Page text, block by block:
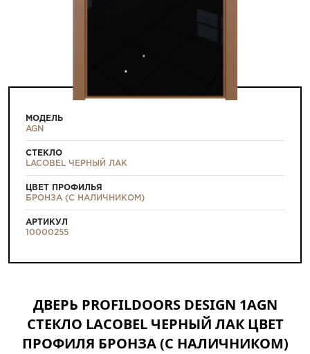
МОДЕЛЬ
AGN
СТЕКЛО
LACOBEL ЧЕРНЫЙ ЛАК
ЦВЕТ ПРОФИЛЬЯ
БРОНЗА (С НАЛИЧНИКОМ)
АРТИКУЛ
10000255
ДВЕРЬ PROFILDOORS DESIGN 1AGN
СТЕКЛО LACOBEL ЧЕРНЫЙ ЛАК ЦВЕТ
ПРОФИЛЯ БРОНЗА (С НАЛИЧНИКОМ)